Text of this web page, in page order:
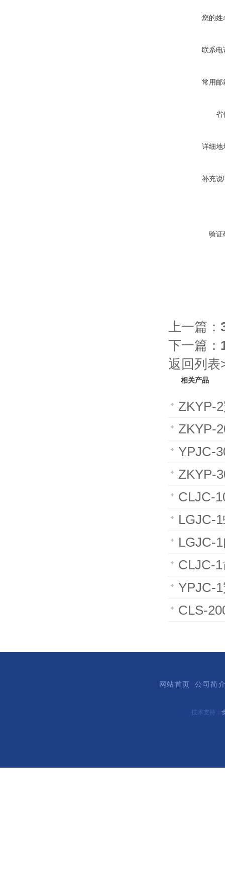
您的姓
联系电
常用邮
省
详细地
补充说
验证
上一篇：
下一篇：
返回列表
相关产品
ZKYP-
ZKYP-
YPJC-
ZKYP-
CLJC-
LGJC-
LGJC-
CLJC-
YPJC-
CLS-
网站首页 公司简
技术支持：